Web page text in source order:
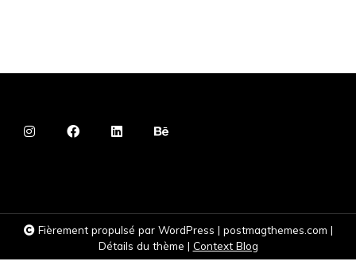
Fièrement propulsé par WordPress | postmagthemes.com |
Détails du thème | Context Blog